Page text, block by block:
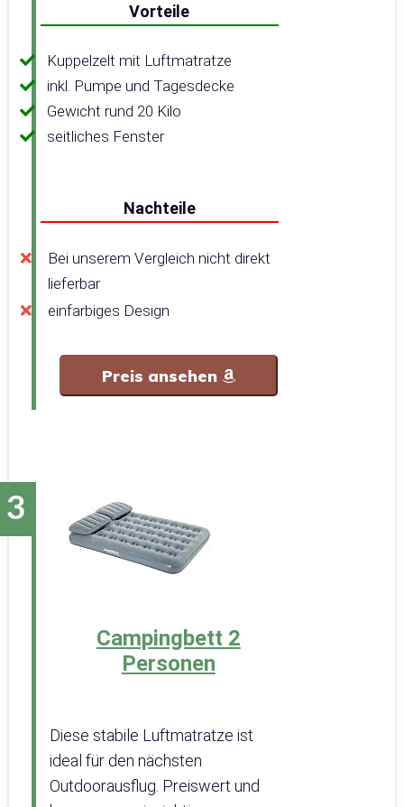
Vorteile
Kuppelzelt mit Luftmatratze
inkl. Pumpe und Tagesdecke
Gewicht rund 20 Kilo
seitliches Fenster
Nachteile
Bei unserem Vergleich nicht direkt
lieferbar
einfarbiges Design
Preis ansehen
Campingbett 2
Personen
Diese stabile Luftmatratze ist
ideal für den nächsten
Outdoorausflug. Preiswert und